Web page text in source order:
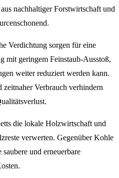
nachhaltiger Forstwirtschaft und
Verdichtung sorgen für eine
mit geringem Feinstaub-Ausstoß,
weiter reduziert werden kann.
Verbrauch verhindern
die lokale Holzwirtschaft und
verwerten. Gegenüber Kohle
und erneuerbare